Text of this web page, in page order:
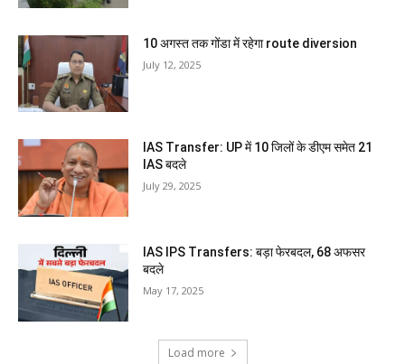
10 अगस्त तक गोंडा में रहेगा route diversion
July 12, 2025
IAS Transfer: UP में 10 जिलों के डीएम समेत 21
IAS बदले
July 29, 2025
IAS IPS Transfers: बड़ा फेरबदल, 68 अफसर
बदले
May 17, 2025
Load more